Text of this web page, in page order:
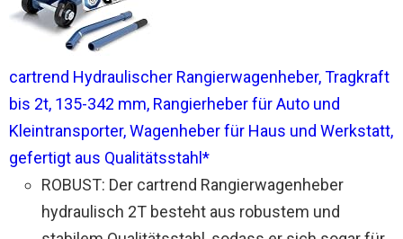
cartrend Hydraulischer Rangierwagenheber, Tragkraft
bis 2t, 135-342 mm, Rangierheber für Auto und
Kleintransporter, Wagenheber für Haus und Werkstatt,
gefertigt aus Qualitätsstahl*
ROBUST: Der cartrend Rangierwagenheber
hydraulisch 2T besteht aus robustem und